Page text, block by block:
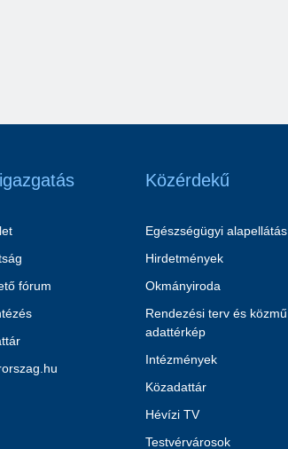
fórum
Közérdekű
Egészségügyi alapellátás
Hirdetmények
Okmányiroda
Rendezési terv és közmű
adattérkép
Intézmények
Közadattár
Hévízi TV
Testvérvárosok